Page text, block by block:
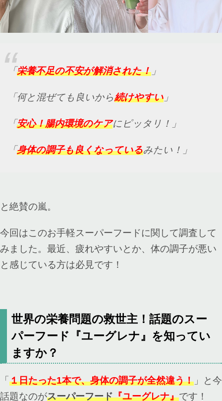
「栄養不足の不安が解消された！ 」
「何と混ぜても良いから続けやすい 」
「安心！腸内環境のケアにピッタリ！」
「身体の調子も良くなっているみたい！」
と絶賛の嵐。
今回はこのお手軽スーパーフードに関して調査して
みました。最近、疲れやすいとか、体の調子が悪い
と感じている方は必見です！
世界の栄養問題の救世主！話題のスー
パーフード『ユーグレナ』を知ってい
ますか？
「 １日たった1本で、身体の調子が全然違う！ 」と今
話題なのがスーパーフード『ユーグレナ』です！